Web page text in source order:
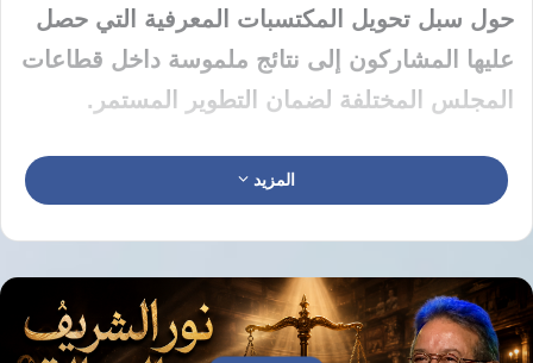
حول سبل تحويل المكتسبات المعرفية التي حصل
عليها المشاركون إلى نتائج ملموسة داخل قطاعات
المجلس المختلفة لضمان التطوير المستمر.
استعرضت يارا قاسم عضو المجلس القومي
لحقوق الإنسان خلال كلمتها مسيرة العمل
والتوثيق الميداني مؤكدة أن هذه الجهود تعد ركيزة
أساسية لمهام المجلس حيث نجح المجلس في
المزيد